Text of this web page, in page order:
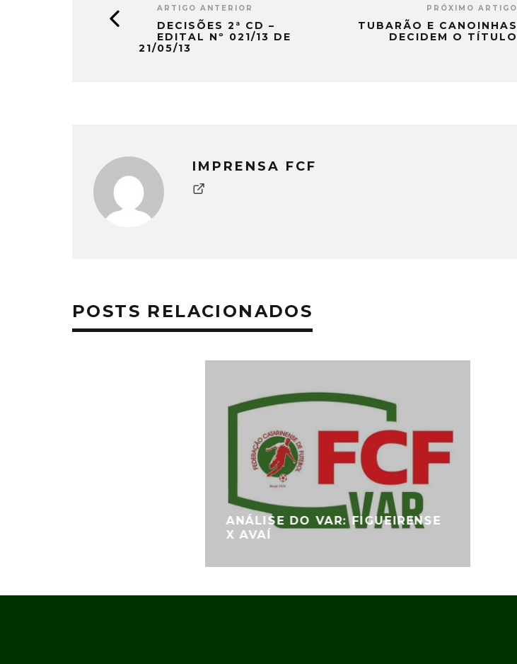
ARTIGO ANTERIOR
DECISÕES 2ª CD –
EDITAL Nº 021/13 DE
21/05/13
PRÓXIMO ARTIGO
TUBARÃO E CANOINHAS
DECIDEM O TÍTULO
IMPRENSA FCF
POSTS RELACIONADOS
ANÁLISE DO VAR: FIGUEIRENSE
X AVAÍ